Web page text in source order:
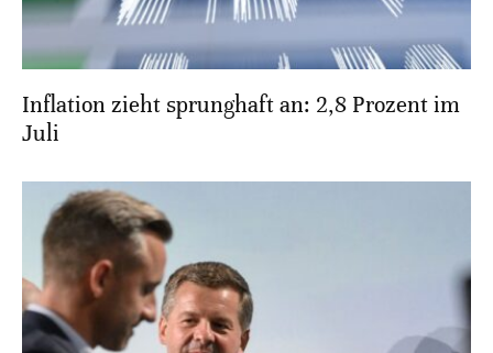
Inflation zieht sprunghaft an: 2,8 Prozent im
Juli